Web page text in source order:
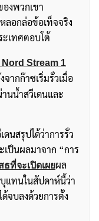
งพวกเขา
ลอกล่อข้อเท็จจริง
เทศตอบโต้
Stream 1
ากก๊าซเริ่มรั่วเมื่อ
นน้ำสวีเดนและ
นสรุปได้ว่าการรั่ว
เป็นผลมาจาก “การ
ธที่จะเปิดเผยผล
แทนในสัปดาห์นี้ว่า
จบลงด้วยการตั้ง